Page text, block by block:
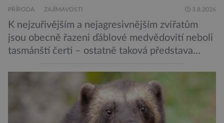
PŘÍRODA ZAJÍMAVOSTI 3.8.2026
K nejzuřivějším a nejagresivnějším zvířatům
jsou obecně řazeni ďáblové medvědovití neboli
tasmánští čerti – ostatně taková představa
vačnatci, vyskytující se dnes již výhradně na
ostrově Tasmánie, si však takovou nálepku
vůbec nezaslouží. Fakticky se totiž spíše než o
zákeřné a nebezpečné vzteklouny jedná o